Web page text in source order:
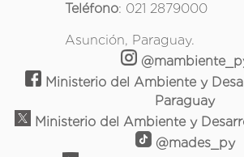
Teléfono: 021 2879000
Asunción, Paraguay.
Ministerio del Ambiente y
Paraguay
Ministerio del Ambiente y
@mades_py